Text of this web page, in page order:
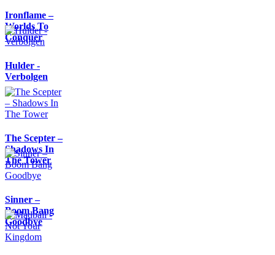
Ironflame –
Worlds To
Conquer
Hulder -
Verbolgen
The Scepter –
Shadows In
The Tower
Sinner –
Boom Bang
Goodbye